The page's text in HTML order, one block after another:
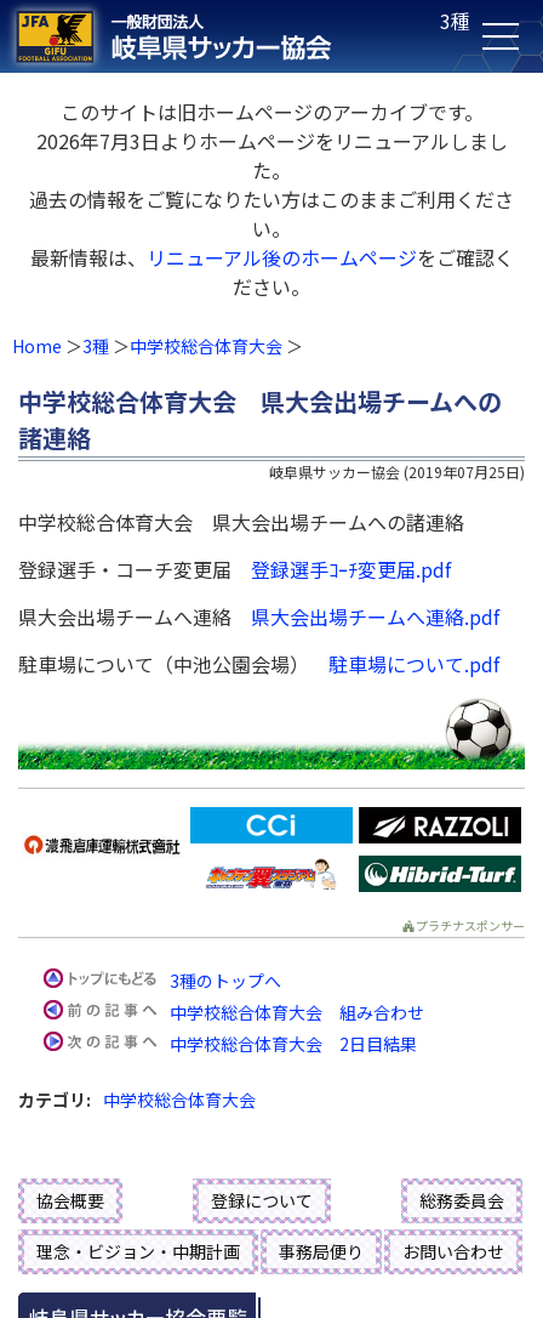
3種
このサイトは旧ホームページのアーカイブです。
2026年7月3日よりホームページをリニューアルしまし
た。
過去の情報をご覧になりたい方はこのままご利用くださ
い。
最新情報は、 リニューアル後のホームページをご確認く
ださい。
Home 3種 中学校総合体育大会
中学校総合体育大会 県大会出場チームへの
諸連絡
岐阜県サッカー協会 (2019年07月25日)
中学校総合体育大会 県大会出場チームへの諸連絡
登録選手・コーチ変更届 登録選手ｺｰﾁ変更届.pdf
県大会出場チームへ連絡 県大会出場チームへ連絡.pdf
駐車場について（中池公園会場） 駐車場について.pdf
プラチナスポンサー
3種のトップへ
中学校総合体育大会 組み合わせ
中学校総合体育大会 2日目結果
カテゴリ : 中学校総合体育大会
協会概要 登録について 総務委員会
理念・ビジョン・中期計画 事務局便り お問い合わせ